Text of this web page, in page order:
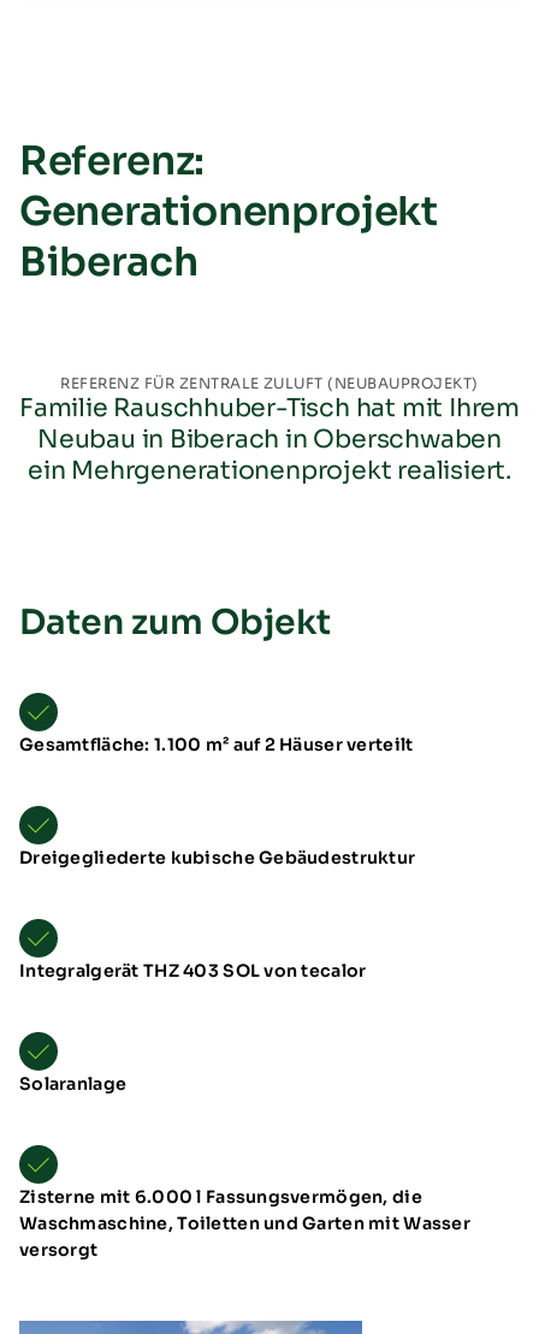
Neuheiten
Schulungen & Seminare
Messen & Events
Förderung
Downloads
TTL Aufstellarten
Referenz:
Generationenprojekt
Biberach
REFERENZ FÜR ZENTRALE ZULUFT (NEUBAUPROJEKT)
Familie Rauschhuber-Tisch hat mit Ihrem
Neubau in Biberach in Oberschwaben
ein Mehrgenerationenprojekt realisiert.
Daten zum Objekt
Gesamtfläche: 1.100 m² auf 2 Häuser verteilt
Dreigegliederte kubische Gebäudestruktur
Integralgerät THZ 403 SOL von tecalor
Solaranlage
Zisterne mit 6.000 l Fassungsvermögen, die
Waschmaschine, Toiletten und Garten mit Wasser
versorgt